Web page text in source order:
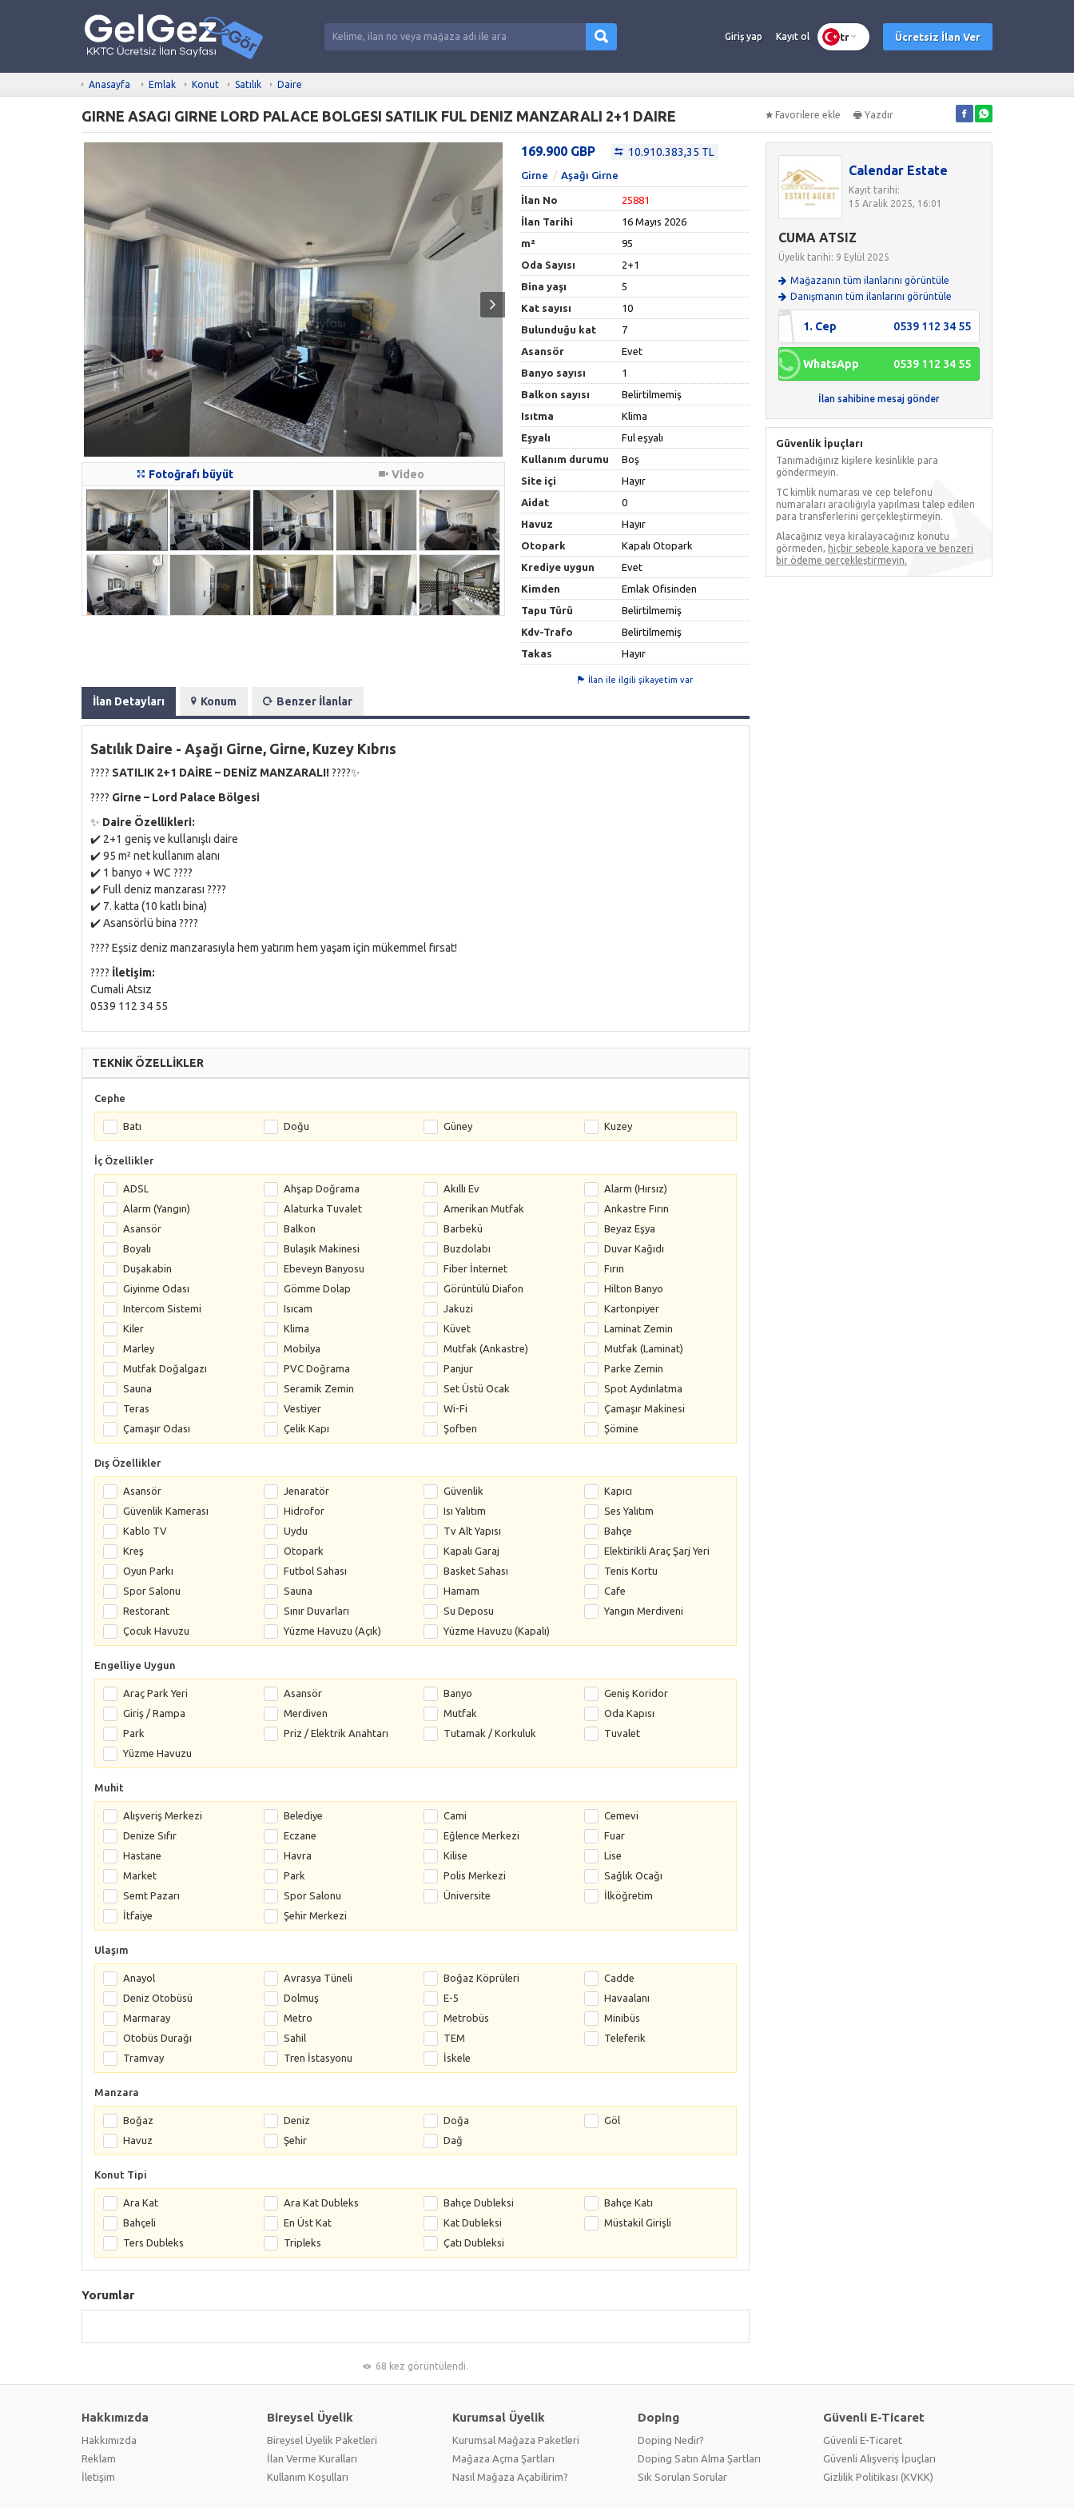
Giriş yap Kayıt ol tr Ücretsiz İlan Ver
Anasayfa Emlak Konut Satılık Daire
GIRNE ASAGI GIRNE LORD PALACE BOLGESI SATILIK FUL DENIZ MANZARALI 2+1 DAIRE Favorilere ekle Yazdır
Fotoğrafı büyüt Video
169.900 GBP 10.910.383,35 TL
Girne Aşağı Girne
İlan No
25881
İlan Tarihi
16 Mayıs 2026
m²
95
Oda Sayısı
2+1
Bina yaşı
5
Kat sayısı
10
Bulunduğu kat
7
Asansör
Evet
Banyo sayısı
1
Balkon sayısı
Belirtilmemiş
Isıtma
Klima
Eşyalı
Ful eşyalı
Kullanım durumu
Boş
Site içi
Hayır
Aidat
0
Havuz
Hayır
Otopark
Kapalı Otopark
Krediye uygun
Evet
Kimden
Emlak Ofisinden
Tapu Türü
Belirtilmemiş
Kdv-Trafo
Belirtilmemiş
Takas
Hayır
İlan ile ilgili şikayetim var
İlan Detayları Konum Benzer İlanlar
Satılık Daire - Aşağı Girne, Girne, Kuzey Kıbrıs
???? SATILIK 2+1 DAİRE – DENİZ MANZARALI!????✨
???? Girne – Lord Palace Bölgesi
✨ Daire Özellikleri:
✔️ 2+1 geniş ve kullanışlı daire
✔️ 95 m² net kullanım alanı
✔️ 1 banyo + WC ????
✔️ Full deniz manzarası ????
✔️ 7. katta (10 katlı bina)
✔️ Asansörlü bina ????
???? Eşsiz deniz manzarasıyla hem yatırım hem yaşam için mükemmel fırsat!
???? İletişim:
Cumali Atsız
0539 112 34 55
TEKNİK ÖZELLİKLER
Cephe
Batı Doğu Güney Kuzey
İç Özellikler
ADSL Ahşap Doğrama Akıllı Ev
Alarm (Hırsız)
Alarm (Yangın)
Alaturka Tuvalet Amerikan Mutfak
Ankastre Fırın
Asansör
Balkon Barbekü
Beyaz Eşya
Boyalı
Bulaşık Makinesi Buzdolabı
Duvar Kağıdı
Duşakabin
Ebeveyn Banyosu Fiber İnternet
Fırın
Giyinme Odası
Gömme Dolap Görüntülü Diafon
Hilton Banyo
Intercom Sistemi
Isıcam Jakuzi
Kartonpiyer
Kiler
Klima Küvet
Laminat Zemin
Marley
Mobilya Mutfak (Ankastre)
Mutfak (Laminat)
Mutfak Doğalgazı
PVC Doğrama Panjur
Parke Zemin
Sauna
Seramik Zemin Set Üstü Ocak
Spot Aydınlatma
Teras
Vestiyer Wi-Fi
Çamaşır Makinesi
Çamaşır Odası
Çelik Kapı Şofben Şömine
Dış Özellikler
Asansör Jenaratör Güvenlik
Kapıcı
Güvenlik Kamerası
Hidrofor Isı Yalıtım
Ses Yalıtım
Kablo TV
Uydu Tv Alt Yapısı
Bahçe
Kreş
Otopark Kapalı Garaj
Elektirikli Araç Şarj Yeri
Oyun Parkı
Futbol Sahası Basket Sahası
Tenis Kortu
Spor Salonu
Sauna Hamam
Cafe
Restorant
Sınır Duvarları Su Deposu
Yangın Merdiveni
Çocuk Havuzu
Yüzme Havuzu (Açık) Yüzme Havuzu (Kapalı)
Engelliye Uygun
Araç Park Yeri Asansör Banyo
Geniş Koridor
Giriş / Rampa
Merdiven Mutfak
Oda Kapısı
Park
Priz / Elektrik Anahtarı Tutamak / Korkuluk
Tuvalet
Yüzme Havuzu
Muhit
Alışveriş Merkezi Belediye Cami
Cemevi
Denize Sıfır
Eczane Eğlence Merkezi
Fuar
Hastane
Havra Kilise
Lise
Market
Park Polis Merkezi
Sağlık Ocağı
Semt Pazarı
Spor Salonu Üniversite
İlköğretim
İtfaiye
Şehir Merkezi
Ulaşım
Anayol Avrasya Tüneli Boğaz Köprüleri
Cadde
Deniz Otobüsü
Dolmuş E-5
Havaalanı
Marmaray
Metro Metrobüs
Minibüs
Otobüs Durağı
Sahil TEM
Teleferik
Tramvay
Tren İstasyonu İskele
Manzara
Boğaz Deniz Doğa
Göl
Havuz
Şehir Dağ
Konut Tipi
Ara Kat Ara Kat Dubleks Bahçe Dubleksi
Bahçe Katı
Bahçeli
En Üst Kat Kat Dubleksi
Müstakil Girişli
Ters Dubleks
Tripleks Çatı Dubleksi
Yorumlar
68 kez görüntülendi.
Calendar Estate
Kayıt tarihi:
15 Aralık 2025, 16:01
CUMA ATSIZ
Üyelik tarihi: 9 Eylül 2025
Mağazanın tüm ilanlarını görüntüle
Danışmanın tüm ilanlarını görüntüle
1. Cep 0539 112 34 55
WhatsApp 0539 112 34 55
İlan sahibine mesaj gönder
Güvenlik İpuçları
Tanımadığınız kişilere kesinlikle para
göndermeyin.
TC kimlik numarası ve cep telefonu
numaraları aracılığıyla yapılması talep edilen
para transferlerini gerçekleştirmeyin.
Alacağınız veya kiralayacağınız konutu
görmeden, hiçbir sebeple kapora ve benzeri
bir ödeme gerçekleştirmeyin.
Hakkımızda
Hakkımızda
Reklam
İletişim
Bireysel Üyelik
Bireysel Üyelik Paketleri
İlan Verme Kuralları
Kullanım Koşulları
Kurumsal Üyelik
Kurumsal Mağaza Paketleri
Mağaza Açma Şartları
Nasıl Mağaza Açabilirim?
Doping
Doping Nedir?
Doping Satın Alma Şartları
Sık Sorulan Sorular
Güvenli E-Ticaret
Güvenli E-Ticaret
Güvenli Alışveriş İpuçları
Gizlilik Politikası (KVKK)